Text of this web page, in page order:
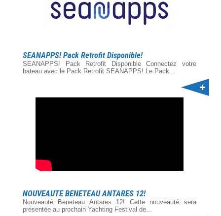
SEANAPPS! Pack Retrofit Disponible!
SEANAPPS! Pack Retrofit Disponible Connectez votre
bateau avec le Pack Retrofit SEANAPPS! Le Pack...
NOUVEAUTE BENETEAU ANTARES 12!
Nouveauté Beneteau Antares 12! Cette nouveauté sera
présentée au prochain Yachting Festival de...